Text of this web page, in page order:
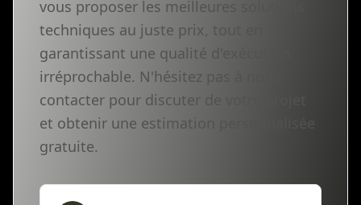
vous proposer les meilleures solutions
techniques au juste prix, tout en
garantissant une qualité d'exécution
irréprochable. N'hésitez pas à nous
contacter pour discuter de votre projet
et obtenir une estimation personnalisée
gratuite.